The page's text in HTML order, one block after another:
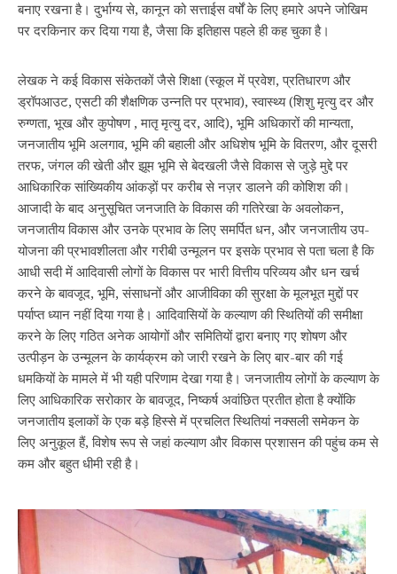
बनाए रखना है। दुर्भाग्य से, कानून को सत्ताईस वर्षों के लिए हमारे अपने जोखिम
पर दरकिनार कर दिया गया है, जैसा कि इतिहास पहले ही कह चुका है।
लेखक ने कई विकास संकेतकों जैसे शिक्षा (स्कूल में प्रवेश, प्रतिधारण और
ड्रॉपआउट, एसटी की शैक्षणिक उन्नति पर प्रभाव), स्वास्थ्य (शिशु मृत्यु दर और
रुग्णता, भूख और कुपोषण , मातृ मृत्यु दर, आदि), भूमि अधिकारों की मान्यता,
जनजातीय भूमि अलगाव, भूमि की बहाली और अधिशेष भूमि के वितरण, और दूसरी
तरफ, जंगल की खेती और झूम भूमि से बेदखली जैसे विकास से जुड़े मुद्दे पर
आधिकारिक सांख्यिकीय आंकड़ों पर करीब से नज़र डालने की कोशिश की।
आजादी के बाद अनुसूचित जनजाति के विकास की गतिरेखा के अवलोकन,
जनजातीय विकास और उनके प्रभाव के लिए समर्पित धन, और जनजातीय उप-
योजना की प्रभावशीलता और गरीबी उन्मूलन पर इसके प्रभाव से पता चला है कि
आधी सदी में आदिवासी लोगों के विकास पर भारी वित्तीय परिव्यय और धन खर्च
करने के बावजूद, भूमि, संसाधनों और आजीविका की सुरक्षा के मूलभूत मुद्दों पर
पर्याप्त ध्यान नहीं दिया गया है। आदिवासियों के कल्याण की स्थितियों की समीक्षा
करने के लिए गठित अनेक आयोगों और समितियों द्वारा बनाए गए शोषण और
उत्पीड़न के उन्मूलन के कार्यक्रम को जारी रखने के लिए बार-बार की गई
धमकियों के मामले में भी यही परिणाम देखा गया है। जनजातीय लोगों के कल्याण के
लिए आधिकारिक सरोकार के बावजूद, निष्कर्ष अवांछित प्रतीत होता है क्योंकि
जनजातीय इलाकों के एक बड़े हिस्से में प्रचलित स्थितियां नक्सली समेकन के
लिए अनुकूल हैं, विशेष रूप से जहां कल्याण और विकास प्रशासन की पहुंच कम से
कम और बहुत धीमी रही है।